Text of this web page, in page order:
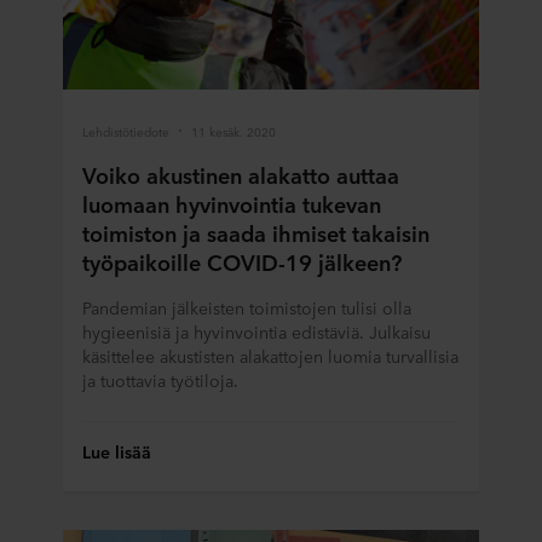
verkkosivustoillamme saat "Lisää"-osiosta ja
henkilötietojen käsittelystä tietosuojalausekkeestamme
mukaan lukien sen ROCKWOOL-konserniin kuuluvan
Lehdistötiedote 11 kesäk. 2020
Voiko akustinen alakatto auttaa
luomaan hyvinvointia tukevan
toimiston ja saada ihmiset takaisin
työpaikoille COVID-19 jälkeen?
Pandemian jälkeisten toimistojen tulisi olla
hygieenisiä ja hyvinvointia edistäviä. Julkaisu
käsittelee akustisten alakattojen luomia turvallisia
ja tuottavia työtiloja.
Lue lisää